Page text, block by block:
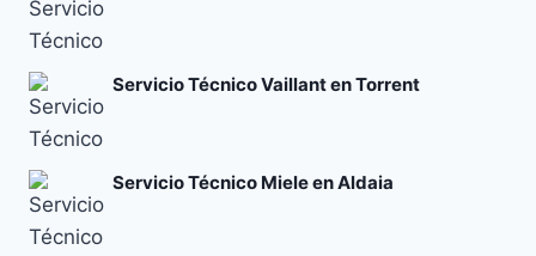
Servicio Técnico Vaillant en Torrent
Servicio Técnico Miele en Aldaia